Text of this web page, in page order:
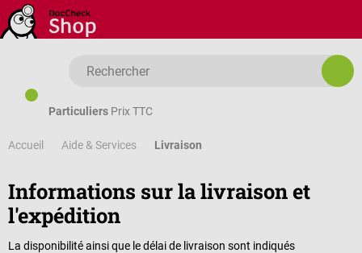
Passer au contenu principal
Particuliers Prix TTC
Accueil Aide & Services Livraison
Informations sur la livraison et
l'expédition
La disponibilité ainsi que le délai de livraison sont indiqués